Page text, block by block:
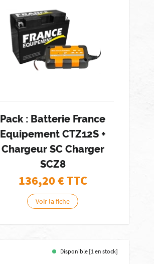
Pack : Batterie France
Equipement CTZ12S +
Chargeur SC Charger
SCZ8
136,20€ TTC
Voir la fiche
Disponible [1 en stock]